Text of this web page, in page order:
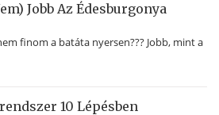
Jobb Az Édesburgonya
finom a batáta nyersen??? Jobb, mint a
10 Lépésben